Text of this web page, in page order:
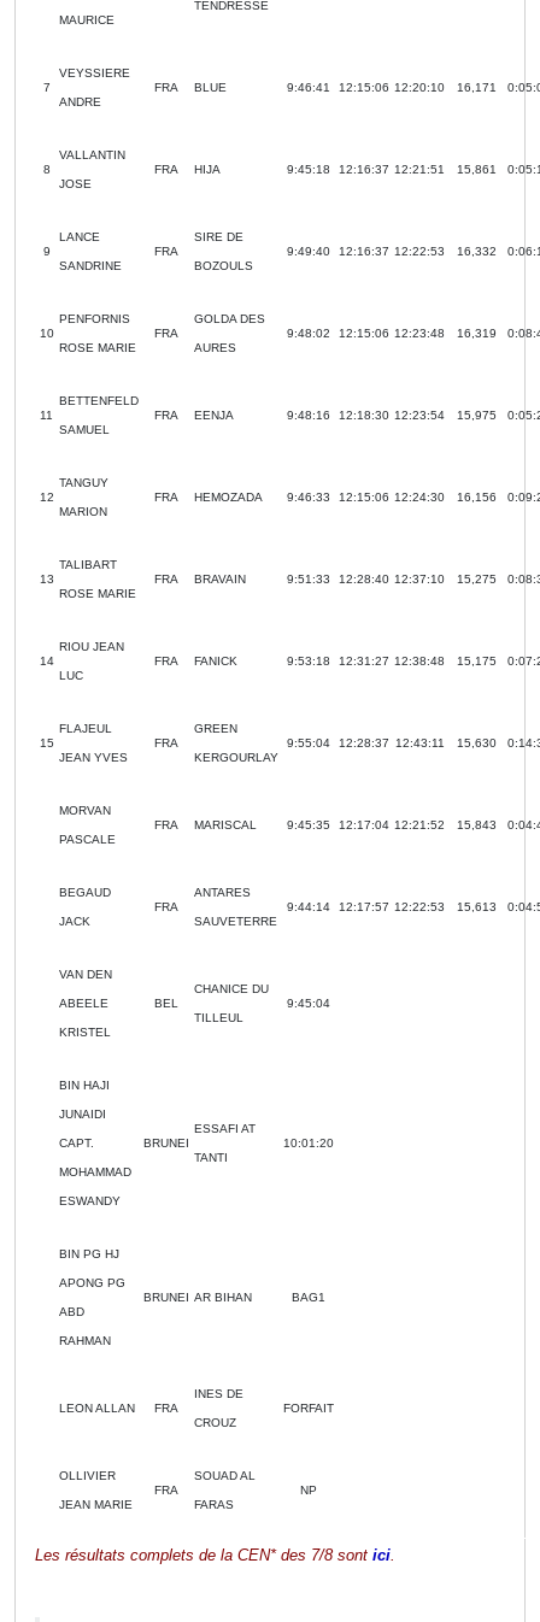
MAURICE
TENDRESSE
7
VEYSSIERE
ANDRE
FRA BLUE 9:46:41 12:15:06 12:20:10 16,171
8
VALLANTIN
JOSE
FRA HIJA 9:45:18 12:16:37 12:21:51 15,861
9
LANCE
SANDRINE
FRA
SIRE DE
BOZOULS
9:49:40 12:16:37 12:22:53 16,332
10
PENFORNIS
ROSE MARIE
FRA
GOLDA DES
AURES
9:48:02 12:15:06 12:23:48 16,319
11
BETTENFELD
SAMUEL
FRA EENJA 9:48:16 12:18:30 12:23:54 15,975
12
TANGUY
MARION
FRA HEMOZADA 9:46:33 12:15:06 12:24:30 16,156
13
TALIBART
ROSE MARIE
FRA BRAVAIN 9:51:33 12:28:40 12:37:10 15,275
14
RIOU JEAN
LUC
FRA FANICK 9:53:18 12:31:27 12:38:48 15,175
15
FLAJEUL
JEAN YVES
FRA
GREEN
KERGOURLAY
9:55:04 12:28:37 12:43:11 15,630
MORVAN
PASCALE
FRA MARISCAL 9:45:35 12:17:04 12:21:52 15,843
BEGAUD
JACK
FRA
ANTARES
SAUVETERRE
9:44:14 12:17:57 12:22:53 15,613
VAN DEN
ABEELE
KRISTEL
BEL
CHANICE DU
TILLEUL
9:45:04
BIN HAJI
JUNAIDI
CAPT.
MOHAMMAD
ESWANDY
BRUNEI
ESSAFI AT
TANTI
10:01:20
BIN PG HJ
APONG PG
ABD
RAHMAN
BRUNEI AR BIHAN BAG1
LEON ALLAN FRA
INES DE
CROUZ
FORFAIT
OLLIVIER
JEAN MARIE
FRA
SOUAD AL
FARAS
NP
Les résultats complets de la CEN* des 7/8 sont ici.